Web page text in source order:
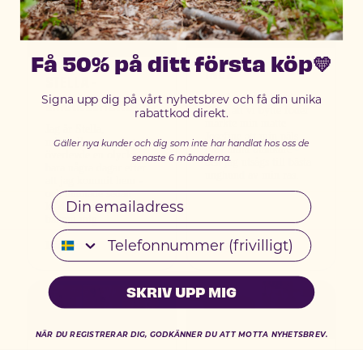
MIRAKELHUNDEN
mirakelhunden. Jag
överlevde en olycka
och lämnade sedan
klåda och magproblem
bakom mig.
Läs mer →
INEZ
Hej, jag heter Inez!
Efter att vi bytte foder
Josefine att min päls
blev ännu blankare -
och jag utsågs till bästa
Läs mer →
Få 50% på ditt första köp💛
Signa upp dig på vårt nyhetsbrev och få din unika
rabattkod direkt.
Gäller nya kunder och dig som inte har handlat hos oss de
senaste 6 månaderna.
Email
Telefonnummer
SKRIV UPP MIG
NÄR DU REGISTRERAR DIG, GODKÄNNER DU ATT MOTTA NYHETSBREV.